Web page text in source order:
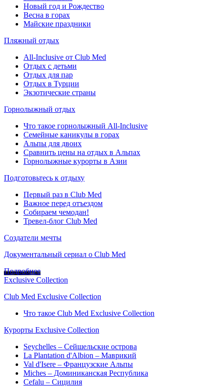
Новый год и Рождество
Весна в горах
Майские праздники
Пляжный отдых
All-Inclusive от Club Med
Отдых с детьми
Отдых для пар
Отдых в Турции
Экзотические страны
Горнолыжный отдых
Что такое горнолыжный All-Inclusive
Семейные каникулы в горах
Альпы для двоих
Сравнить цены на отдых в Альпах
Горнолыжные курорты в Азии
Подготовьтесь к отдыху
Первый раз в Club Med
Важное перед отъездом
Собираем чемодан!
Тревел-блог Club Med
Создатели мечты
Документальный сериал о Club Med
Подробнее
Exclusive Collection
Club Med Exclusive Collection
Что такое Club Med Exclusive Collection
Курорты Exclusive Collection
Seychelles – Сейшельские острова
La Plantation d'Albion – Маврикий
Val d'Isere – Французские Альпы
Miches – Доминиканская Республика
Cefalu – Сицилия